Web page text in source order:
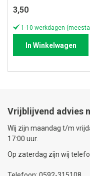
3,50
In Winkelwagen
Vrijblijvend advies
Wij zijn maandag t/m
17:00 uur.
Op zaterdag zijn wij